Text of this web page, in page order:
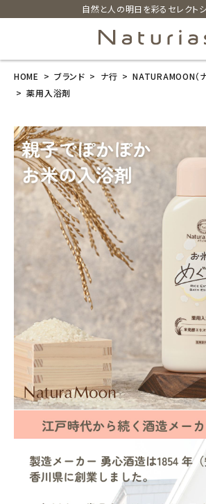
自然と人の明日を彩るセレクト
ホーム
新商品
カテゴリーから探す
美容・コスメ・香水
フェムケア
インナー・下着・ナイトウェア
キッズ・ベビー・マタニティ
キッチン用品
HOME ブランド ナ行
NATURAMOON（
薬用入浴剤